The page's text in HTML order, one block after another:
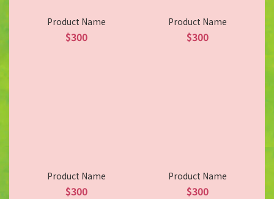
Product Name
$300
Product Name
$300
Product Name
$300
Product Name
$300